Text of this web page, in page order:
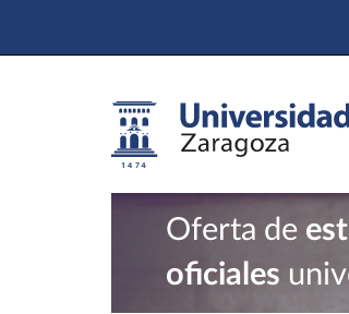
Oferta de
oficiales